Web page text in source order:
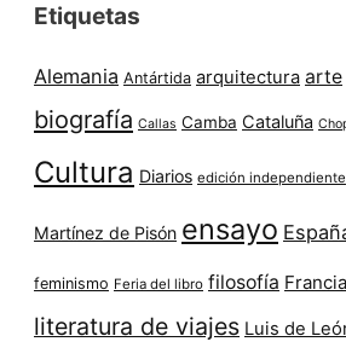
Etiquetas
Alemania Antártida arquitectura arte
biografía Callas Camba Cataluña
Cultura Diarios edición independiente
Martínez de Pisón ensayo
feminismo Feria del libro filosofía Francia
literatura de viajes Luis de